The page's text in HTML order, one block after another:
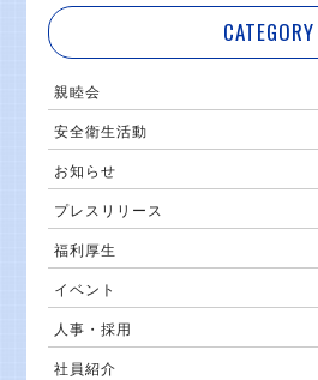
CATEGORY
親睦会
安全衛生活動
お知らせ
プレスリリース
福利厚生
イベント
人事・採用
社員紹介